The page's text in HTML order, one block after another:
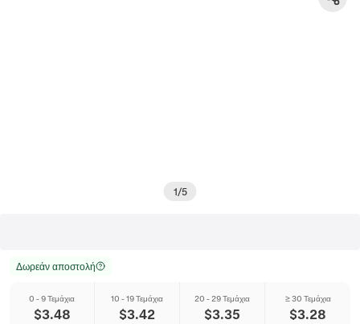
1/5
Δωρεάν αποστολή
0 - 9 Τεμάχια
$3.48
10 - 19 Τεμάχια
$3.42
20 - 29 Τεμάχια
$3.35
≥ 30 Τεμάχια
$3.28